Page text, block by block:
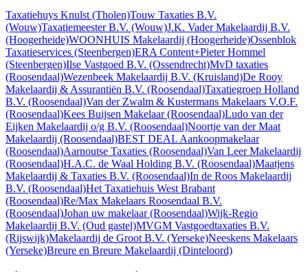
Taxatiehuys Knulst (Tholen)Touw Taxaties B.V.
(Wouw)Taxatiemeester B.V. (Wouw)J.K. Vader Makelaardij B.V.
(Hoogerheide)WOONHUIS Makelaardij (Hoogerheide)Ossenblok
Taxatieservices (Steenbergen)ERA Content+Pieter Hommel
(Steenbergen)Ilse Vastgoed B.V. (Ossendrecht)MvD taxaties
(Roosendaal)Wezenbeek Makelaardij B.V. (Kruisland)De Rooy
Makelaardij & Assurantiën B.V. (Roosendaal)Taxatiegroep Holland
B.V. (Roosendaal)Van der Zwalm & Kustermans Makelaars V.O.F.
(Roosendaal)Kees Buijsen Makelaar(Roosendaal)Ludo van der
Eijken Makelaardij o/g B.V. (Roosendaal)Noortje van der Maat
Makelaardij (Roosendaal)BEST DEAL Aankoopmakelaar
(Roosendaal)Aarnoutse Taxaties (Roosendaal)Van Leer Makelaardij
(Roosendaal)H.A.C. de Waal Holding B.V. (Roosendaal)Maatjens
Makelaardij & Taxaties B.V. (Roosendaal)In de Roos Makelaardij
B.V. (Roosendaal)Het Taxatiehuis West Brabant
(Roosendaal)Re/Max Makelaars Roosendaal B.V.
(Roosendaal)Johan uw makelaar(Roosendaal)Wijk-Regio
Makelaardij B.V. (Oud gastel)MVGM Vastgoedtaxaties B.V.
(Rijswijk)Makelaardij de Groot B.V. (Yerseke)Neeskens Makelaars
(Yerseke)Breure en Breure Makelaardij (Dinteloord)